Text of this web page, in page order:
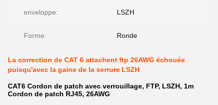
enveloppe: LSZH
Forme: Ronde
La correction de CAT 6 attachent ftp 26AWG échouée
puisqu'avec la gaine de la serrure LSZH
CAT6 Cordon de patch avec verrouillage, FTP, LSZH, 1m
Cordon de patch RJ45, 26AWG